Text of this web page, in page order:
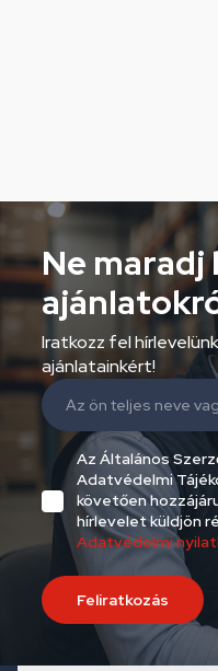
Ne maradj
Iratkozz fel
ajánlatainkért!
Az Általános
Adatvédelmi
követően
hírlevelet küldjön
Adatvédelmi
Feliratkozás